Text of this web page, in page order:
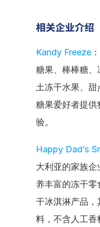
相关企业介绍
Kandy Freeze
糖果、棒棒糖、
土冻干水果、
糖果爱好者提
验。
Happy Dad’s
大利亚的家族
养丰富的冻干
干冰淇淋产品
料，不含人工香